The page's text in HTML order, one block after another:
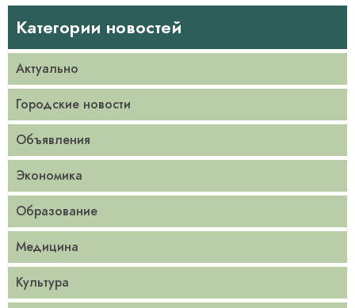
Категории новостей
Актуально
Городские новости
Объявления
Экономика
Образование
Медицина
Культура